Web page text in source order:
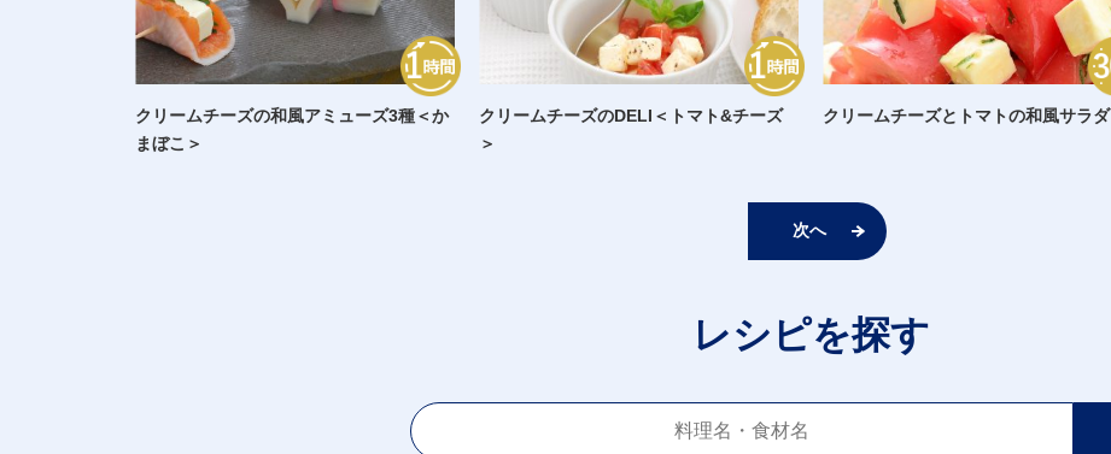
クリームチーズの和風アミューズ3種＜か
まぼこ＞
クリームチーズのDELI＜トマト&チーズ
＞
クリームチーズとトマトの和風サラダ
次へ
レシピを探す